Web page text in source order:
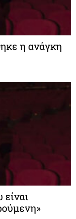
η ανάγκη